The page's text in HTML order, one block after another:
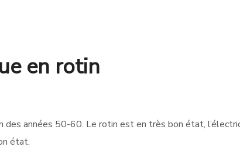
en rotin
des années 50-60. Le rotin est en très bon état,
état.